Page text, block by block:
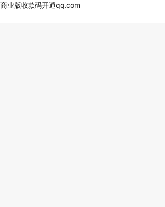
商业版收款码开通qq.com